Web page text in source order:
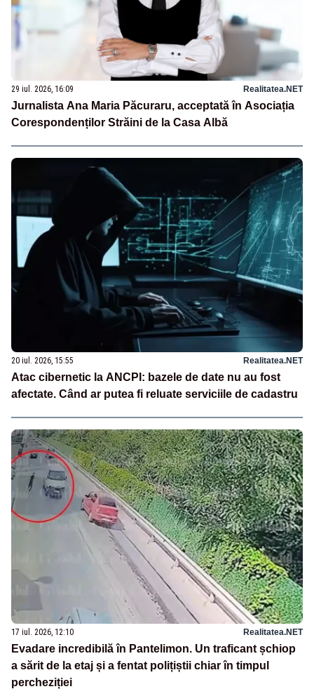
29 iul. 2026, 16:09 Realitatea.NET
Jurnalista Ana Maria Păcuraru, acceptată în Asociația
Corespondenților Străini de la Casa Albă
20 iul. 2026, 15:55 Realitatea.NET
Atac cibernetic la ANCPI: bazele de date nu au fost
afectate. Când ar putea fi reluate serviciile de cadastru
17 iul. 2026, 12:10 Realitatea.NET
Evadare incredibilă în Pantelimon. Un traficant șchiop
a sărit de la etaj și a fentat polițiștii chiar în timpul
percheziției